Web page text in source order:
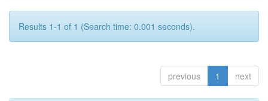
Results 1-1 of 1 (Search time: 0.001 seconds).
previous 1 next